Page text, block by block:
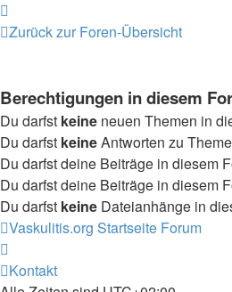
Zurück zur Foren-Übersicht
Berechtigungen in diesem
Du darfst keine neuen Themen in
Du darfst keineAntworten zu
Du darfst deine Beiträge in diesem
Du darfst deine Beiträge in diesem
Du darfst keine Dateianhänge in
Vaskulitis.org Startseite Forum
Kontakt